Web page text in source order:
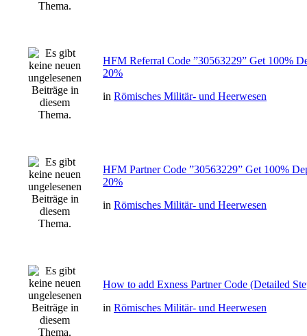
HFM Referral Code ”30563229” Get 100%
20%
in Römisches Militär- und Heerwesen
HFM Partner Code ”30563229” Get 100%
20%
in Römisches Militär- und Heerwesen
How to add Exness Partner Code (Detailed
in Römisches Militär- und Heerwesen